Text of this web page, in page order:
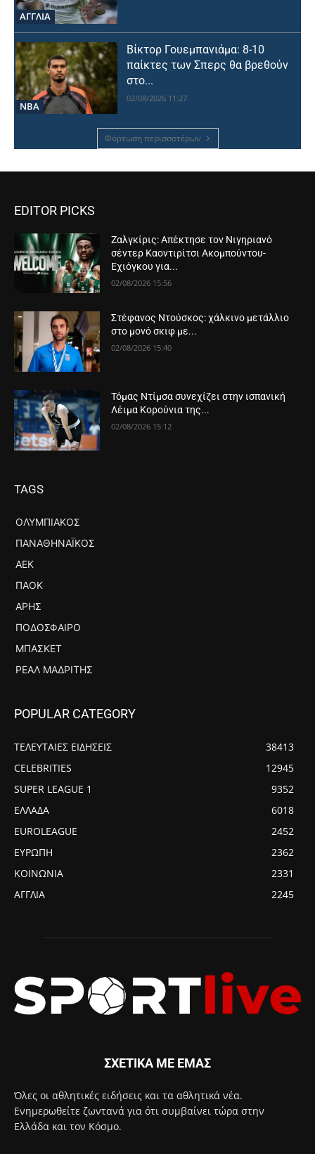
ΑΓΓΛΙΑ
NBA
Βίκτορ Γουεμπανιάμα: 8-10
παίκτες των Σπερς θα βρεθούν
στο...
02/08/2026 11:27
Φόρτωση περισσοτέρων
EDITOR PICKS
Ζαλγκίρις: Απέκτησε τον Νιγηριανό
σέντερ Καοντιρίτσι Ακομπούντου-
Εχιόγκου για...
02/08/2026 15:56
Στέφανος Ντούσκος: χάλκινο μετάλλιο
στο μονό σκιφ με...
02/08/2026 15:40
Τόμας Ντίμσα συνεχίζει στην ισπανική
Λέιμα Κορούνια της...
02/08/2026 15:12
TAGS
ΟΛΥΜΠΙΑΚΌΣ
ΠΑΝΑΘΗΝΑΪΚΌΣ
ΑΕΚ
ΠΑΟΚ
ΆΡΗΣ
ΠΟΔΌΣΦΑΙΡΟ
ΜΠΆΣΚΕΤ
ΡΕΆΛ ΜΑΔΡΊΤΗΣ
POPULAR CATEGORY
ΤΕΛΕΥΤΑΙΕΣ ΕΙΔΗΣΕΙΣ
38413
CELEBRITIES
12945
SUPER LEAGUE 1
9352
ΕΛΛΑΔΑ
6018
EUROLEAGUE
2452
ΕΥΡΩΠΗ
2362
ΚΟΙΝΩΝΙΑ
2331
ΑΓΓΛΙΑ
2245
ΣΧΕΤΙΚΑ ΜΕ ΕΜΑΣ
Όλες οι αθλητικές ειδήσεις και τα αθλητικά νέα.
Ενημερωθείτε ζωντανά για ότι συμβαίνει τώρα στην
Ελλάδα και τον Κόσμο.